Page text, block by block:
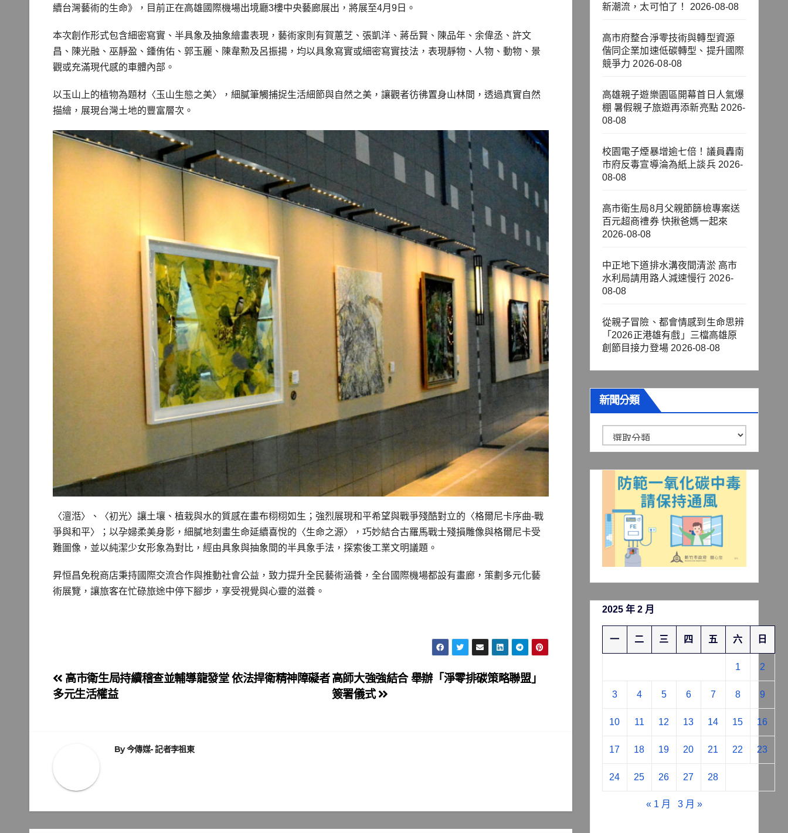
續台灣藝術的生命》，目前正在高雄國際機場出境廳3樓中央藝廊展出，將展至4月9日。
本次創作形式包含細密寫實、半具象及抽象繪畫表現，藝術家則有賀蕙芝、張凱洋、蔣岳賢、陳品年、余偉丞、許文
昌、陳光融、巫靜盈、鍾侑佑、郭玉麗、陳韋勲及呂振揚，均以具象寫實或細密寫實技法，表現靜物、人物、動物、景
觀或充滿現代感的車體內部。
以玉山上的植物為題材〈玉山生態之美〉，細膩筆觸捕捉生活細節與自然之美，讓觀者彷彿置身山林間，透過真實自然
描繪，展現台灣土地的豐富層次。
〈澶湉〉、〈初光〉讓土壤、植栽與水的質感在畫布栩栩如生；強烈展現和平希望與戰爭殘酷對立的〈格爾尼卡序曲-戰
爭與和平〉；以孕婦柔美身影，細膩地刻畫生命延續喜悅的〈生命之源〉，巧妙結合古羅馬戰士殘損雕像與格爾尼卡受
難圖像，並以純潔少女形象為對比，經由具象與抽象間的半具象手法，探索後工業文明議題。
昇恒昌免稅商店秉持國際交流合作與推動社會公益，致力提升全民藝術涵養，全台國際機場都設有畫廊，策劃多元化藝
術展覽，讓旅客在忙碌旅途中停下腳步，享受視覺與心靈的滋養。
文
章
高師大強強結合 舉辦「淨零排碳策略聯盟」
簽署儀式
高市衛生局持續稽查並輔導龍發堂 依法捍衛精神障礙者
多元生活權益
By今傳媒- 記者李祖東
新潮流，太可怕了！
2026-08-08
高市府整合淨零技術與轉型資源
偕同企業加速低碳轉型、提升國際
競爭力 2026-08-08
高雄親子遊樂園區開幕首日人氣爆
棚 暑假親子旅遊再添新亮點 2026-
08-08
校園電子煙暴增逾七倍！議員轟南
市府反毒宣導淪為紙上談兵 2026-
08-08
高市衛生局8月父親節篩檢專案送
百元超商禮券 快揪爸媽一起來
2026-08-08
中正地下道排水溝夜間清淤 高市
水利局請用路人減速慢行 2026-
08-08
從親子冒險、都會情感到生命思辨
「2026正港雄有戲」三檔高雄原
創節目接力登場 2026-08-08
新聞分類
聞
分
2025 年 2 月
一 二 三 四 五 六 日
1 2
3 4 5 6 7 8 9
10 11 12 13 14 15 16
17 18 19 20 21 22 23
24 25 26 27 28
« 1 月 3 月 »